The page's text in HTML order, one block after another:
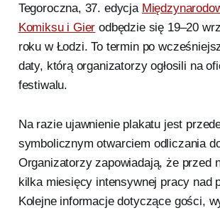
Tegoroczna, 37. edycja
Komiksu i Gier odbędzie się 19–20
roku w Łodzi. To termin po
daty, którą organizatorzy ogłosili na
festiwalu.
Na razie ujawnienie plakatu jest
symbolicznym otwarciem odliczania
Organizatorzy zapowiadają, że przed
kilka miesięcy intensywnej pracy nad
Kolejne informacje dotyczące gości,